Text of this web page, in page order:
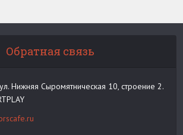
Обратная связь
Нижняя Сыромятническая 10, строение 2.